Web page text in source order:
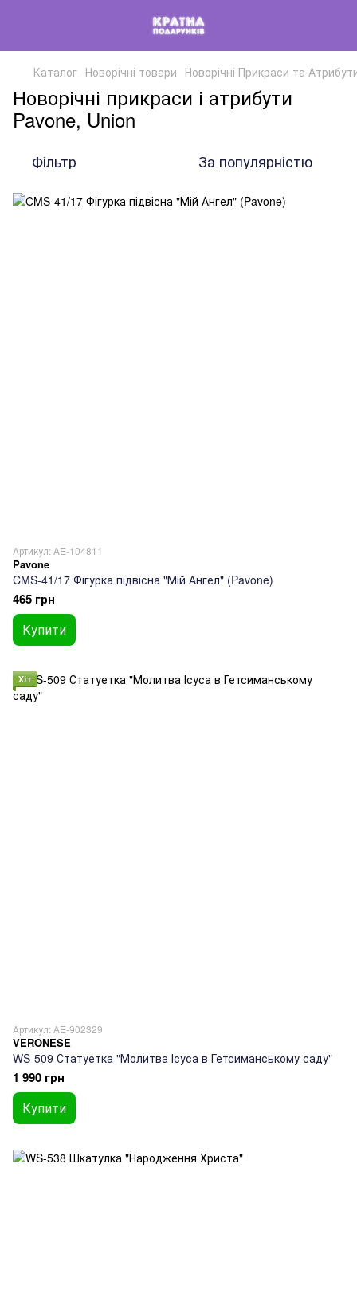
Каталог Новорічні товари Новорічні Прикраси та
Новорічні прикраси і атрибути
Pavone, Union
Фільтр За популярністю
Артикул: AE-104811
Pavone
CMS-41/17 Фігурка підвісна "Мій Ангел" (Pavone)
465 грн
Купити
Хіт
Артикул: AE-902329
VERONESE
WS-509 Статуетка "Молитва Ісуса в Гетсиманському саду"
1 990 грн
Купити